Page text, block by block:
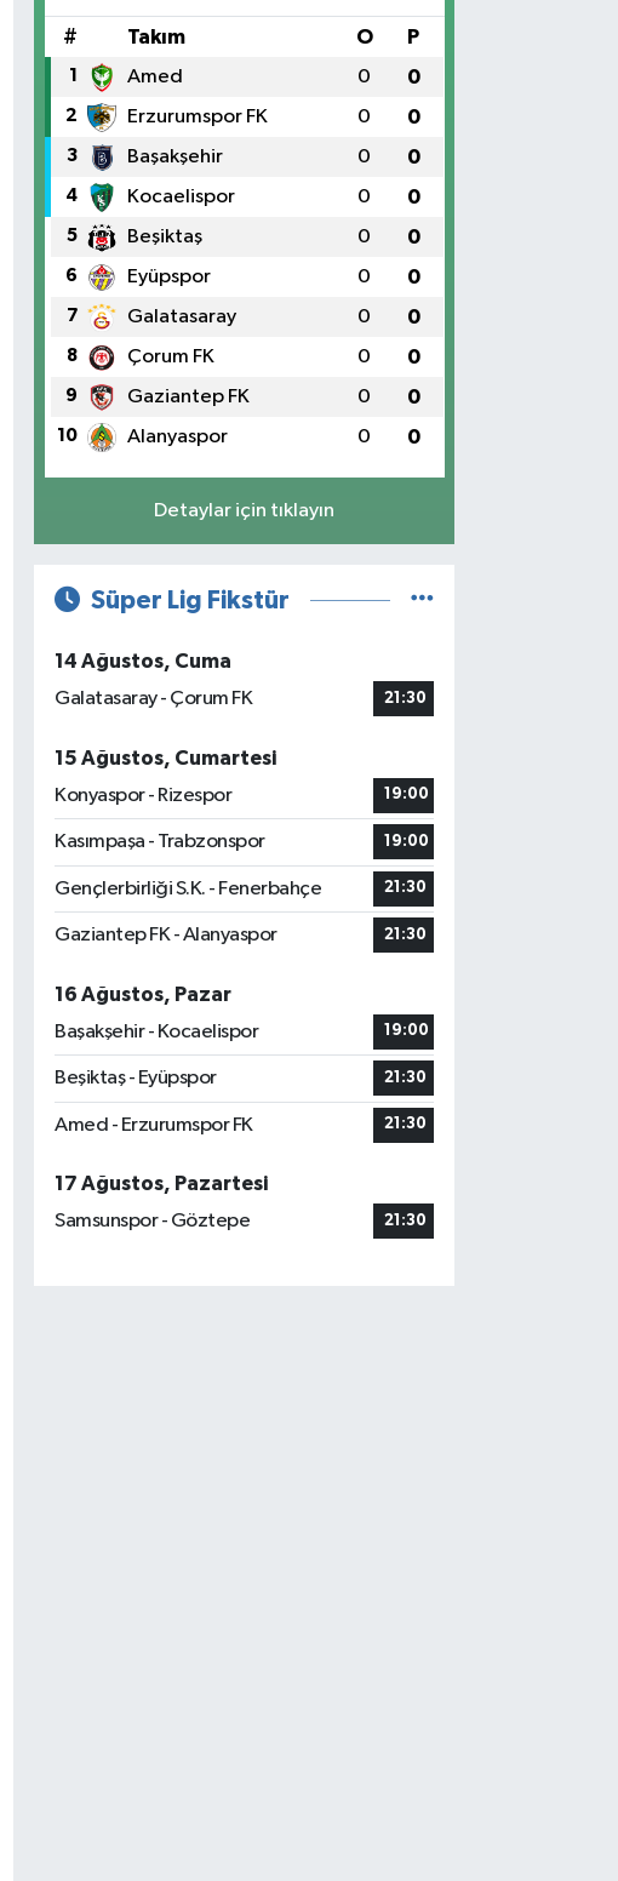
# Takım O P
1 Amed 0 0
2 Erzurumspor FK 0 0
3 Başakşehir 0 0
4 Kocaelispor 0 0
5 Beşiktaş 0 0
6 Eyüpspor 0 0
7 Galatasaray 0 0
8 Çorum FK 0 0
9 Gaziantep FK 0 0
10 Alanyaspor 0 0
Detaylar için tıklayın
Süper Lig Fikstür
14 Ağustos, Cuma
Galatasaray - Çorum FK
21:30
15 Ağustos, Cumartesi
Konyaspor - Rizespor
19:00
Kasımpaşa - Trabzonspor 19:00
Gençlerbirliği S.K. - Fenerbahçe 21:30
Gaziantep FK - Alanyaspor 21:30
16 Ağustos, Pazar
Başakşehir - Kocaelispor
19:00
Beşiktaş - Eyüpspor 21:30
Amed - Erzurumspor FK 21:30
17 Ağustos, Pazartesi
Samsunspor - Göztepe
21:30